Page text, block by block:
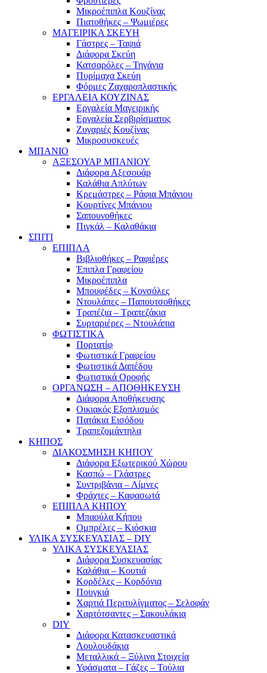
Μικροέπιπλα Κουζίνας
Πιατοθήκες – Ψωμιέρες
ΜΑΓΕΙΡΙΚΑ ΣΚΕΥΗ
Γάστρες – Ταψιά
Διάφορα Σκεύη
Κατσαρόλες – Τηγάνια
Πυρίμαχα Σκεύη
Φόρμες Ζαχαροπλαστικής
ΕΡΓΑΛΕΙΑ ΚΟΥΖΙΝΑΣ
Εργαλεία Μαγειρικής
Εργαλεία Σερβιρίσματος
Ζυγαριές Κουζίνας
Μικροσυσκευές
ΜΠΑΝΙΟ
ΑΞΕΣΟΥΑΡ ΜΠΑΝΙΟΥ
Διάφορα Αξεσουάρ
Καλάθια Απλύτων
Κρεμάστρες – Ράφια Μπάνιου
Κουρτίνες Μπάνιου
Σαπουνοθήκες
Πιγκάλ – Καλαθάκια
ΣΠΙΤΙ
ΕΠΙΠΛΑ
Βιβλιοθήκες – Ραφιέρες
Έπιπλα Γραφείου
Μικροέπιπλα
Μπουφέδες – Κονσόλες
Ντουλάπες – Παπουτσοθήκες
Τραπέζια – Τραπεζάκια
Συρταριέρες – Ντουλάπια
ΦΩΤΙΣΤΙΚΑ
Πορτατίφ
Φωτιστικά Γραφείου
Φωτιστικά Δαπέδου
Φωτιστικά Οροφής
ΟΡΓΑΝΩΣΗ – ΑΠΟΘΗΚΕΥΣΗ
Διάφορα Αποθήκευσης
Οικιακός Εξοπλισμός
Πατάκια Εισόδου
Τραπεζομάντηλα
ΚΗΠΟΣ
ΔΙΑΚΟΣΜΗΣΗ ΚΗΠΟΥ
Διάφορα Εξωτερικού Χώρου
Κασπώ – Γλάστρες
Συντριβάνια – Λίμνες
Φράχτες – Καφασωτά
ΕΠΙΠΛΑ ΚΗΠΟΥ
Μπαούλα Κήπου
Ομπρέλες – Κιόσκια
ΥΛΙΚΑ ΣΥΣΚΕΥΑΣΙΑΣ – DIY
ΥΛΙΚΑ ΣΥΣΚΕΥΑΣΙΑΣ
Διάφορα Συσκευασίας
Καλάθια – Κουτιά
Κορδέλες – Κορδόνια
Πουγκιά
Χαρτιά Περιτυλίγματος – Σελοφάν
Χαρτότσαντες – Σακουλάκια
DIY
Διάφορα Κατασκευαστικά
Λουλουδάκια
Μεταλλικά – Ξύλινα Στοιχεία
Υφάσματα – Γάζες – Τούλια